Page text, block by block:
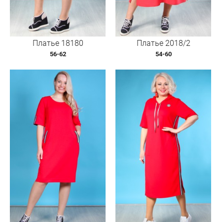
Платье 18180
56-62
Платье 2018/2
54-60